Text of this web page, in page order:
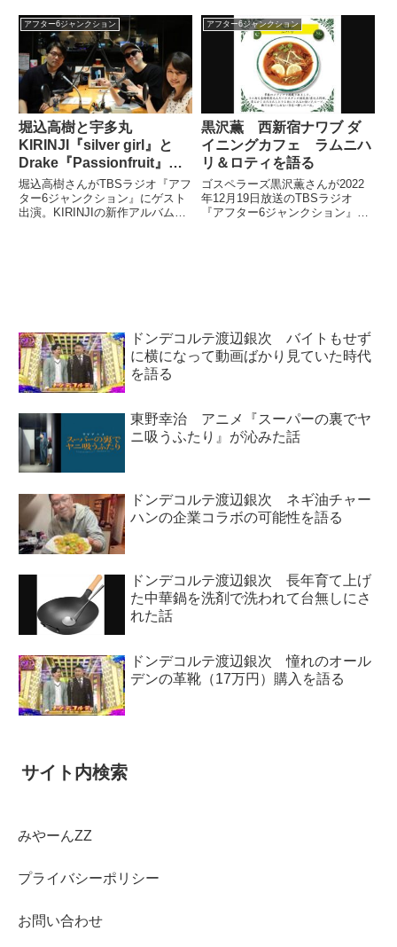
た。（宇多丸）あのね、今日実は
かけようと思ったのは、ウィンタ
ーソング集はまたも...
アフター6ジャンクション
堀込高樹と宇多丸
KIRINJI『silver girl』と
Drake『Passionfruit』を
語る
堀込高樹さんがTBSラジオ『アフ
ター6ジャンクション』にゲスト
出演。KIRINJIの新作アルバム
アフター6ジャンクション
黒沢薫 西新宿ナワブ ダ
イニングカフェ ラムニハ
リ＆ロティを語る
ゴスペラーズ黒沢薫さんが2022
年12月19日放送のTBSラジオ
『アフター6ジャンクション』で
ドンデコルテ渡辺銀次 バイトもせず
に横になって動画ばかり見ていた時代
を語る
東野幸治 アニメ『スーパーの裏でヤ
ニ吸うふたり』が沁みた話
ドンデコルテ渡辺銀次 ネギ油チャー
ハンの企業コラボの可能性を語る
ドンデコルテ渡辺銀次 長年育て上げ
た中華鍋を洗剤で洗われて台無しにさ
れた話
ドンデコルテ渡辺銀次 憧れのオール
デンの革靴（17万円）購入を語る
サイト内検索
みやーんZZ
プライバシーポリシー
お問い合わせ